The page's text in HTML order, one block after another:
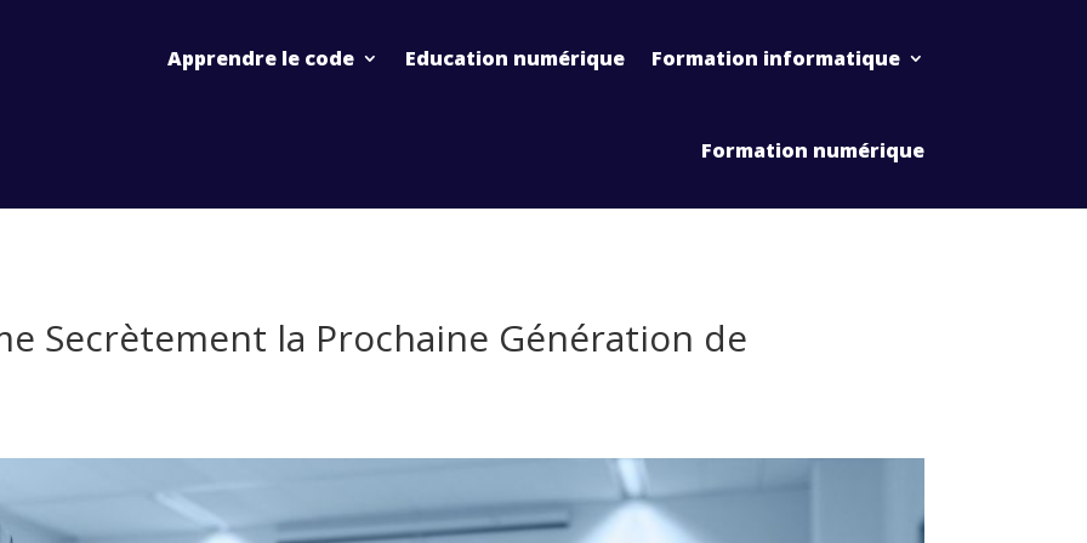
Apprendre le code Education numérique Formation informatique
Formation numérique
Secrètement la Prochaine Génération de